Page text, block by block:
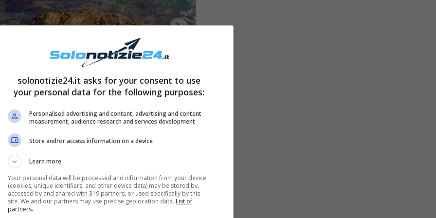
di Roma, dove ricopre il ruolo di
Project
presso l’Istituto Tecnico per il Turismo.
Federica, e come lei è nata Roma, il 18
la stessa sorella ha spiegato in più di
un rapporto strettissimo.
solonotizie24.it asks for your consent to use
your personal data for the following purposes:
Personalised advertising and content, advertising and content
measurement, audience research and services development
Store and/or access information on a device
Learn more
Your personal data will be processed and information from your device
(cookies, unique identifiers, and other device data) may be stored by,
accessed by and shared with 319 partners, or used specifically by this
site. We and our partners may use precise geolocation data. List of
partners.